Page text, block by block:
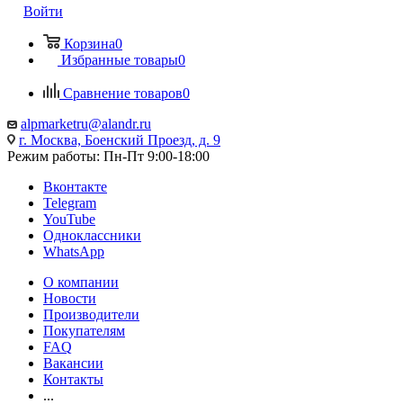
Войти
Корзина0
Избранные товары0
Сравнение товаров0
alpmarketru@alandr.ru
г. Москва, Боенский Проезд, д. 9
Режим работы: Пн-Пт 9:00-18:00
Вконтакте
Telegram
YouTube
Одноклассники
WhatsApp
О компании
Новости
Производители
Покупателям
FAQ
Вакансии
Контакты
...